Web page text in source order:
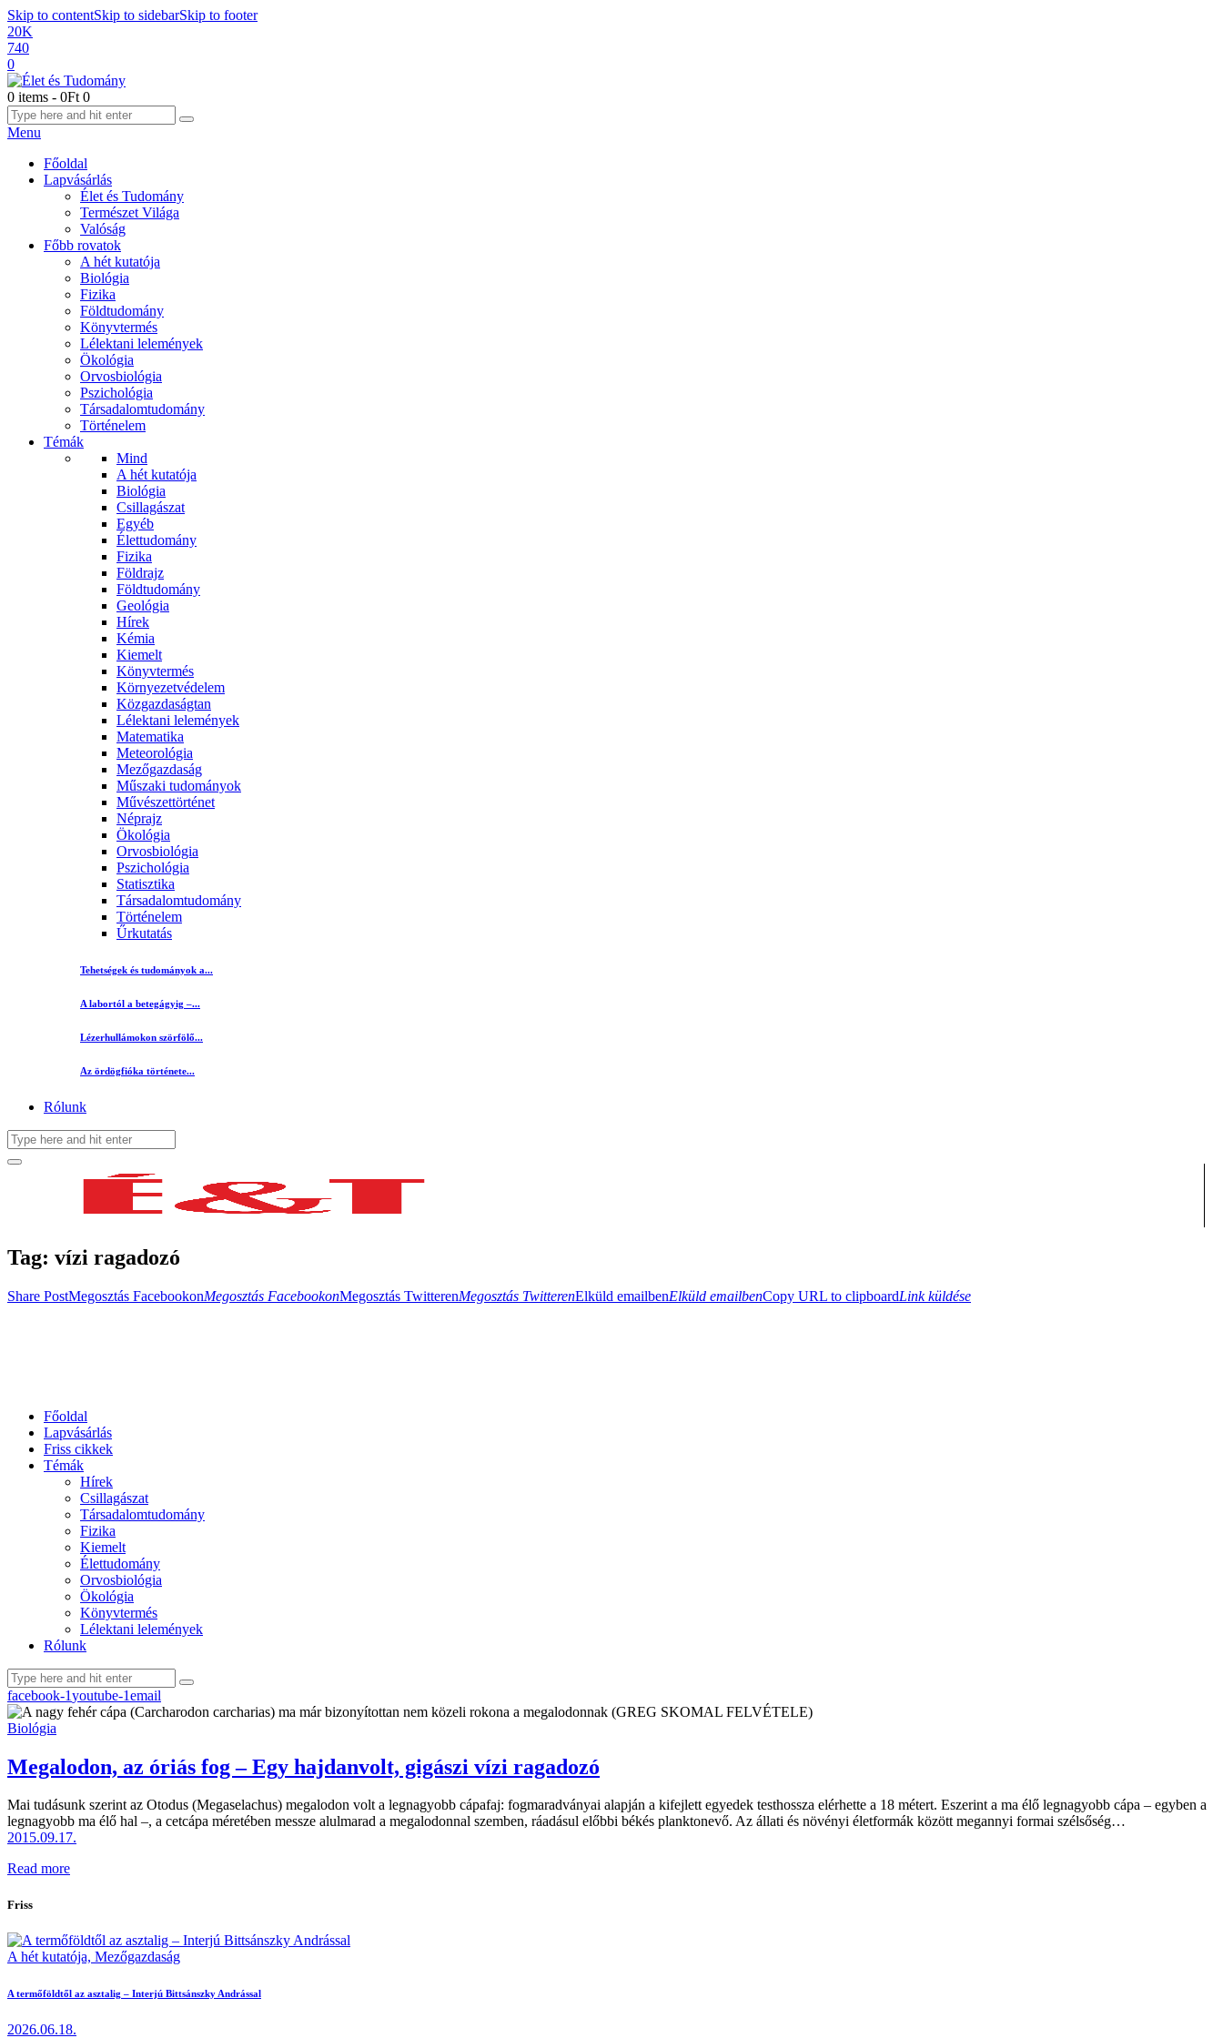
Skip to contentSkip to sidebarSkip to footer
20K
740
0
0 items - 0Ft 0
Menu
Főoldal
Lapvásárlás
Élet és Tudomány
Természet Világa
Valóság
Főbb rovatok
A hét kutatója
Biológia
Fizika
Földtudomány
Könyvtermés
Lélektani lelemények
Ökológia
Orvosbiológia
Pszichológia
Társadalomtudomány
Történelem
Témák
Mind
A hét kutatója
Biológia
Csillagászat
Egyéb
Élettudomány
Fizika
Földrajz
Földtudomány
Geológia
Hírek
Kémia
Kiemelt
Könyvtermés
Környezetvédelem
Közgazdaságtan
Lélektani lelemények
Matematika
Meteorológia
Mezőgazdaság
Műszaki tudományok
Művészettörténet
Néprajz
Ökológia
Orvosbiológia
Pszichológia
Statisztika
Társadalomtudomány
Történelem
Űrkutatás
Tehetségek és tudományok a...
A labortól a betegágyig –...
Lézerhullámokon szörfölő...
Az ördögfióka története...
Rólunk
Tag: vízi ragadozó
Share PostMegosztás FacebookonMegosztás FacebookonMegosztás TwitterenMegosztás TwitterenElküld emailbenElküld emailbenCopy URL to clipboardLink küldése
Főoldal
Lapvásárlás
Friss cikkek
Témák
Hírek
Csillagászat
Társadalomtudomány
Fizika
Kiemelt
Élettudomány
Orvosbiológia
Ökológia
Könyvtermés
Lélektani lelemények
Rólunk
facebook-1youtube-1email
Biológia
Megalodon, az óriás fog – Egy hajdanvolt, gigászi vízi ragadozó
Mai tudásunk szerint az Otodus (Megaselachus) megalodon volt a legnagyobb cápafaj: fogmaradványai alapján a kifejlett egyedek testhossza elérhette a 18 métert. Eszerint a ma élő legnagyobb cápa – egyben a
legnagyobb ma élő hal –, a cetcápa méretében messze alulmarad a megalodonnal szemben, ráadásul előbbi békés planktonevő. Az állati és növényi életformák között megannyi formai szélsőség…
2015.09.17.
Read more
Friss
A hét kutatója, Mezőgazdaság
A termőföldtől az asztalig – Interjú Bittsánszky Andrással
2026.06.18.